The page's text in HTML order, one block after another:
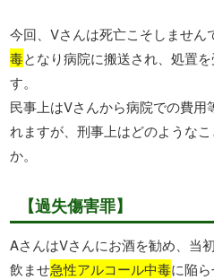
今回、Vさんは死亡こそしません
毒となり病院に搬送され、処置
す。
民事上はVさんから病院での費用
れますが、刑事上はどのような
か。
【過失傷害罪】
AさんはVさんにお酒を勧め、当
飲ませ急性アルコール中毒に陥ら